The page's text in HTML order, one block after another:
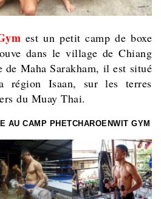
est un petit camp de boxe
dans le village de Chiang
de Maha Sarakham, il est situé
Isaan, sur les terres
du Muay Thai.
AU CAMP PHETCHAROENWIT GYM